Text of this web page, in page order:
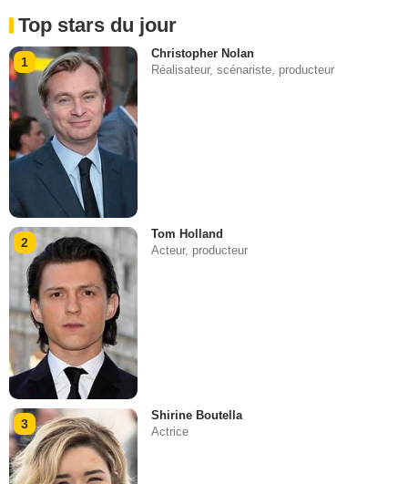
Top stars du jour
1
Christopher Nolan
Réalisateur, scénariste, producteur
2
Tom Holland
Acteur, producteur
3
Shirine Boutella
Actrice